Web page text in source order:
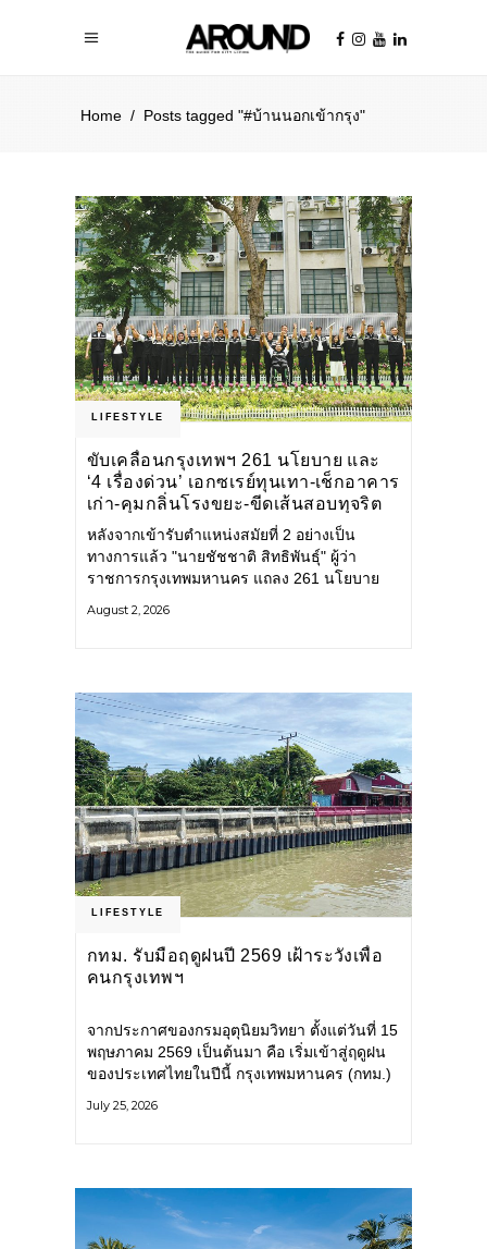
Home / Posts tagged "#บ้านนอกเข้ากรุง"
LIFESTYLE
ขับเคลื่อนกรุงเทพฯ 261 นโยบาย และ
‘4 เรื่องด่วน’ เอกซเรย์ทุนเทา-เช็กอาคาร
เก่า-คุมกลิ่นโรงขยะ-ขีดเส้นสอบทุจริต
หลังจากเข้ารับตำแหน่งสมัยที่ 2 อย่างเป็น
ทางการแล้ว "นายชัชชาติ สิทธิพันธุ์" ผู้ว่า
ราชการกรุงเทพมหานคร แถลง 261 นโยบาย
ยุทธศาสตร์ จัดทำตัวชี้วัด
August 2, 2026
LIFESTYLE
กทม. รับมือฤดูฝนปี 2569 เฝ้าระวังเพื่อ
คนกรุงเทพฯ
จากประกาศของกรมอุตุนิยมวิทยา ตั้งแต่วันที่ 15
พฤษภาคม 2569 เป็นต้นมา คือ เริ่มเข้าสู่ฤดูฝน
ของประเทศไทยในปีนี้ กรุงเทพมหานคร (กทม.)
โครงสร้างพื้นฐาน
July 25, 2026